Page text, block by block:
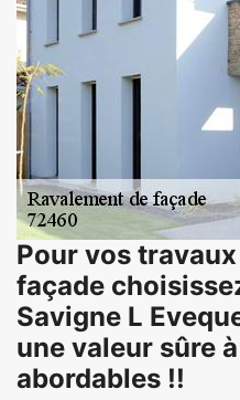
Pour vos
façade
Savigne L
une valeur sûre
abordables !!